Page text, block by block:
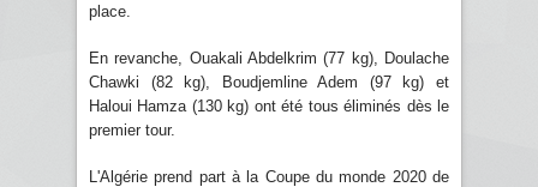
place.
En revanche, Ouakali Abdelkrim (77 kg), Doulache
Chawki (82 kg), Boudjemline Adem (97 kg) et
Haloui Hamza (130 kg) ont été tous éliminés dès le
premier tour.
L'Algérie prend part à la Coupe du monde 2020 de